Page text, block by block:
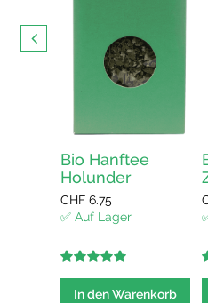
Bio Hanftee
Holunder
CHF 6.75
✅ Auf Lager
5.00out of
In den Warenkorb